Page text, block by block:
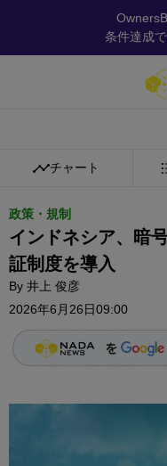
条件達成
チャート
政策・規制
インドネシア、暗
証制度を導入
By 井上 俊彦
2026年6月26日09:00